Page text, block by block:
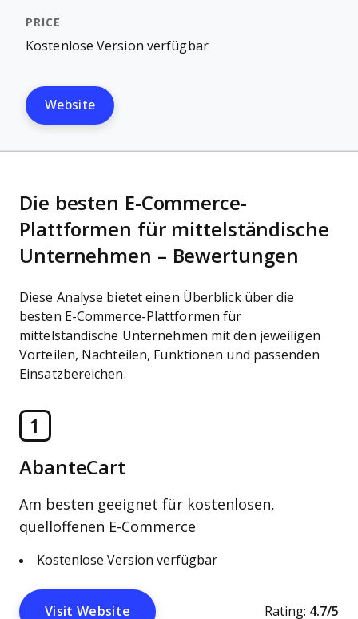
Kostenlose Version verfügbar
Website
Die besten E-Commerce-
Plattformen für mittelständische
Unternehmen – Bewertungen
Diese Analyse bietet einen Überblick über die
besten E-Commerce-Plattformen für
mittelständische Unternehmen mit den jeweiligen
Vorteilen, Nachteilen, Funktionen und passenden
Einsatzbereichen.
1
AbanteCart
Am besten geeignet für kostenlosen,
quelloffenen E-Commerce
Kostenlose Version verfügbar
Visit Website Rating: 4.7/5